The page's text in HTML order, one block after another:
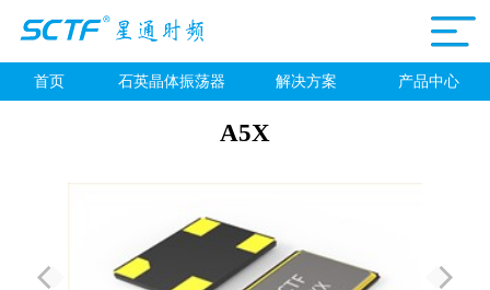
首页 石英晶体振荡器 解决方案 产品中心
A5X